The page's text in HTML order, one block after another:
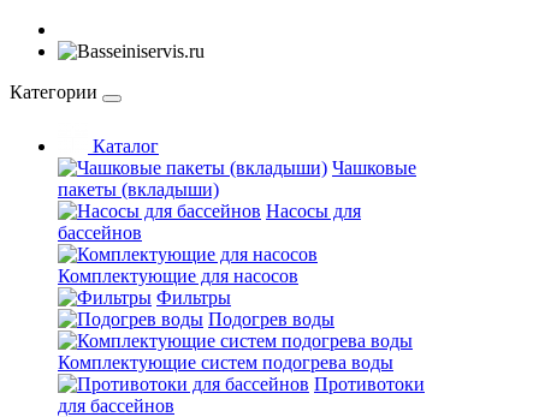
Категории
Каталог
Чашковые
пакеты (вкладыши)
Насосы для
бассейнов
Комплектующие для насосов
Фильтры
Подогрев воды
Комплектующие систем подогрева воды
Противотоки
для бассейнов